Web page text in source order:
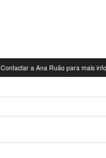
Contactar a Ana Ruão para mais